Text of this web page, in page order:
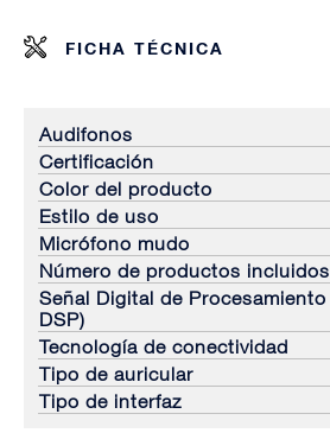
FICHA TÉCNICA
Audifonos
Certificación
Color del producto
Estilo de uso
Micrófono mudo
Número de productos incluidos
Señal Digital de Procesamiento
DSP)
Tecnología de conectividad
Tipo de auricular
Tipo de interfaz